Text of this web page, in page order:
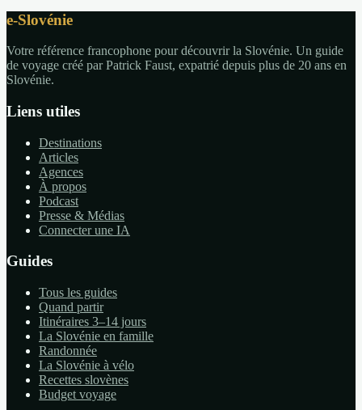
e-Slovénie
Votre référence francophone pour découvrir la Slovénie. Un guide
de voyage créé par Patrick Faust, expatrié depuis plus de 20 ans en
Slovénie.
Liens utiles
Destinations
Articles
Agences
À propos
Podcast
Presse & Médias
Connecter une IA
Guides
Tous les guides
Quand partir
Itinéraires 3–14 jours
La Slovénie en famille
Randonnée
La Slovénie à vélo
Recettes slovènes
Budget voyage